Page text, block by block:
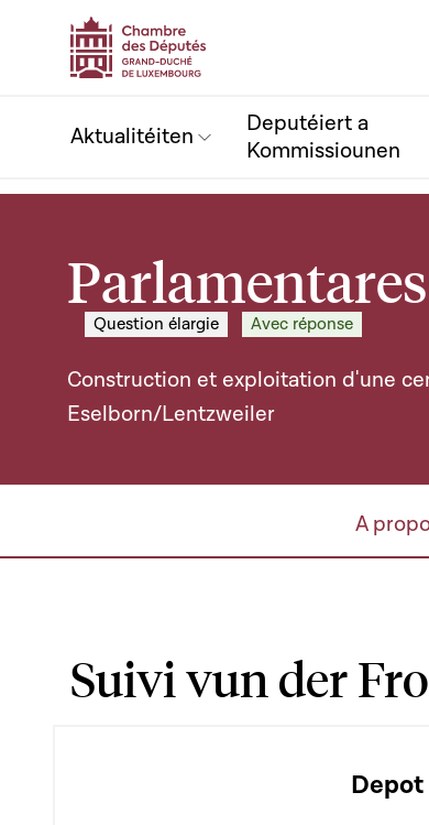
Aktualitéiten
Deputéiert a
Kommissiounen
Question élargie Avec réponse
Construction et exploitation d'une
Eselborn/Lentzweiler
A
Suivi vun der Fro
Depot